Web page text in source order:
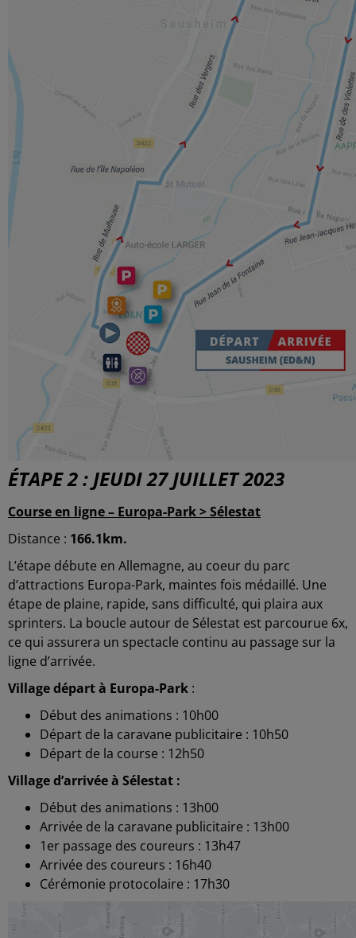
ÉTAPE 2 : JEUDI 27 JUILLET 2023
Course en ligne – Europa-Park > Sélestat
Distance : 166.1km.
L’étape débute en Allemagne, au coeur du parc
d’attractions Europa-Park, maintes fois médaillé. Une
étape de plaine, rapide, sans difficulté, qui plaira aux
sprinters. La boucle autour de Sélestat est parcourue 6x,
ce qui assurera un spectacle continu au passage sur la
ligne d’arrivée.
Village départ à Europa-Park :
Début des animations : 10h00
Départ de la caravane publicitaire : 10h50
Départ de la course : 12h50
Village d’arrivée à Sélestat :
Début des animations : 13h00
Arrivée de la caravane publicitaire : 13h00
1er passage des coureurs : 13h47
Arrivée des coureurs : 16h40
Cérémonie protocolaire : 17h30